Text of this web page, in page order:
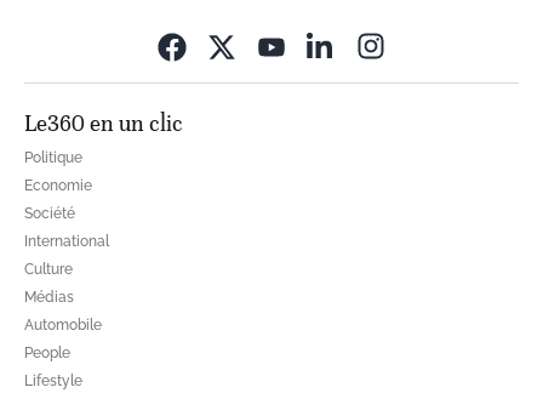
Le360 en un clic
Politique
Economie
Société
International
Culture
Médias
Automobile
People
Lifestyle